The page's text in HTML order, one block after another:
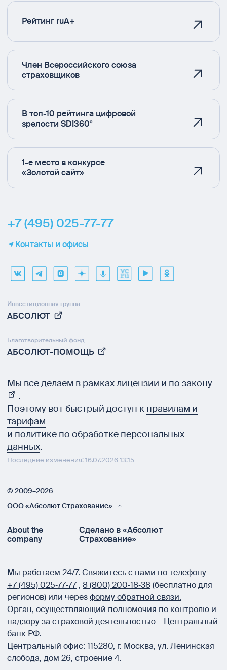
Рейтинг ruA+
Член Всероссийского союза
страховщиков
В топ-10 рейтинга цифровой
зрелости SDI360°
1-е место в конкурсе
«Золотой сайт»
+7 (495) 025-77-77
Контакты и офисы
Инвестиционная группа
АБСОЛЮТ
Благотворительный фонд
АБСОЛЮТ-ПОМОЩЬ
Мы все делаем в рамкахлицензии и по закону
.
Поэтому вот быстрый доступ к правилам и
тарифам
и политике по обработке персональных
данных.
Последние изменения: 16.07.2026 13:15
© 2009–2026
ООО «Абсолют Страхование»
About the
company
Сделано в «Абсолют
Страхование»
Мы работаем 24/7. Свяжитесь с нами по телефону
+7 (495) 025‑77‑77 , 8 (800) 200‑18‑38(бесплатно для
регионов) или черезформу обратной связи.
Орган, осуществляющий полномочия по контролю и
надзору за страховой деятельностью – Центральный
банк РФ.
Центральный офис: 115280, г. Москва, ул. Ленинская
слобода, дом 26, строение 4.